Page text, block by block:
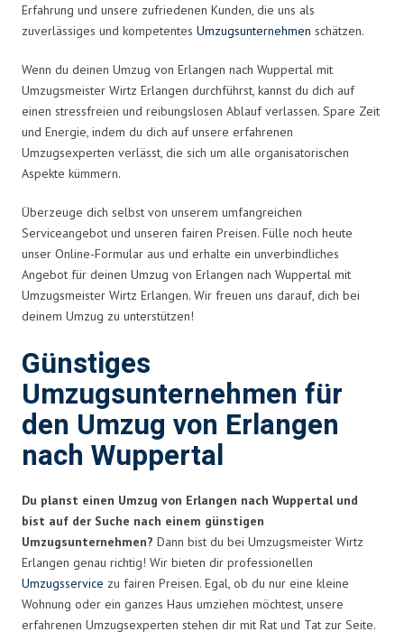
Erfahrung und unsere zufriedenen Kunden, die uns als
zuverlässiges und kompetentes Umzugsunternehmen schätzen.
Wenn du deinen Umzug von Erlangen nach Wuppertal mit
Umzugsmeister Wirtz Erlangen durchführst, kannst du dich auf
einen stressfreien und reibungslosen Ablauf verlassen. Spare Zeit
und Energie, indem du dich auf unsere erfahrenen
Umzugsexperten verlässt, die sich um alle organisatorischen
Aspekte kümmern.
Überzeuge dich selbst von unserem umfangreichen
Serviceangebot und unseren fairen Preisen. Fülle noch heute
unser Online-Formular aus und erhalte ein unverbindliches
Angebot für deinen Umzug von Erlangen nach Wuppertal mit
Umzugsmeister Wirtz Erlangen. Wir freuen uns darauf, dich bei
deinem Umzug zu unterstützen!
Günstiges
Umzugsunternehmen für
den Umzug von Erlangen
nach Wuppertal
Du planst einen Umzug von Erlangen nach Wuppertal und
bist auf der Suche nach einem günstigen
Umzugsunternehmen? Dann bist du bei Umzugsmeister Wirtz
Erlangen genau richtig! Wir bieten dir professionellen
Umzugsservice zu fairen Preisen. Egal, ob du nur eine kleine
Wohnung oder ein ganzes Haus umziehen möchtest, unsere
erfahrenen Umzugsexperten stehen dir mit Rat und Tat zur Seite.